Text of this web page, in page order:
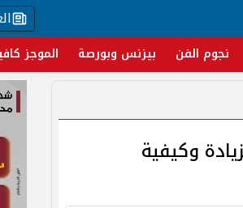
نجوم الفن بيزنس وبورصة الموجز
تفاصيل الزيادة وكيفية